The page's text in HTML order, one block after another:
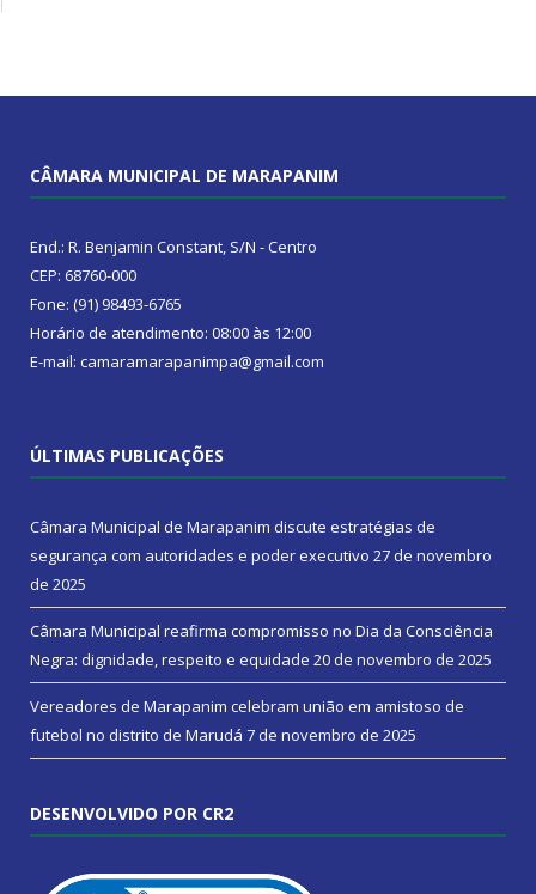
CÂMARA MUNICIPAL DE MARAPANIM
End.: R. Benjamin Constant, S/N - Centro
CEP: 68760-000
Fone: (91) 98493-6765
Horário de atendimento: 08:00 às 12:00
E-mail: camaramarapanimpa@gmail.com
ÚLTIMAS PUBLICAÇÕES
Câmara Municipal de Marapanim discute estratégias de
segurança com autoridades e poder executivo 27 de novembro
de 2025
Câmara Municipal reafirma compromisso no Dia da Consciência
Negra: dignidade, respeito e equidade 20 de novembro de 2025
Vereadores de Marapanim celebram união em amistoso de
futebol no distrito de Marudá 7 de novembro de 2025
DESENVOLVIDO POR CR2